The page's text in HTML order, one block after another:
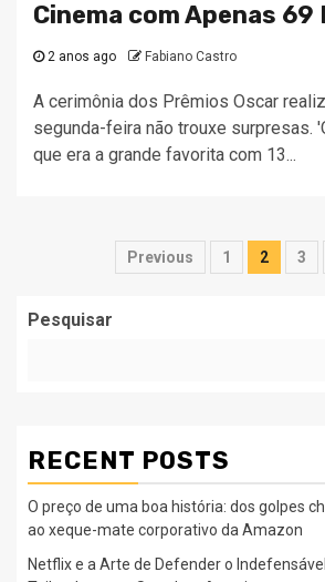
Cinema com Apenas
2 anos ago Fabiano Castro
A cerimônia dos Prêmios Oscar
segunda-feira não trouxe surpresas.
que era a grande favorita com 13...
Paginação
Previous 1 2 3
Pesquisar
RECENT POSTS
O preço de uma boa história: dos golpes
ao xeque-mate corporativo da Amazon
Netflix e a Arte de Defender o